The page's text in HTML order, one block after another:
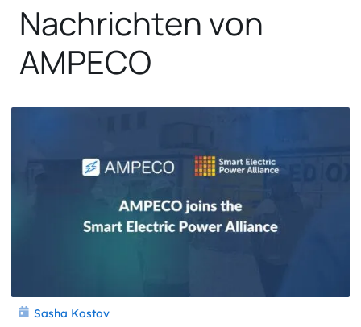
Nachrichten von
AMPECO
Sasha Kostov